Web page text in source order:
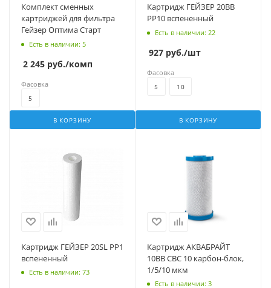
Комплект сменных
картриджей для фильтра
Гейзер Оптима Старт
Есть в наличии: 5
2 245 руб./комп
В КОРЗИНУ
Фасовка
5
Картридж ГЕЙЗЕР 20BB
PP10 вспененный
Есть в наличии: 22
927 руб./шт
В КОРЗИНУ
Фасовка
5 10
Картридж ГЕЙЗЕР 20SL PP1
вспененный
Есть в наличии: 73
Картридж АКВАБРАЙТ
10BB СВС 10 карбон-блок,
1/5/10 мкм
Есть в наличии: 3